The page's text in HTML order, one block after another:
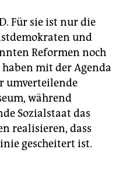
Für sie ist nur die
und
Reformen noch
mit der Agenda
umverteilende
während
Sozialstaat das
realisieren, dass
gescheitert ist.